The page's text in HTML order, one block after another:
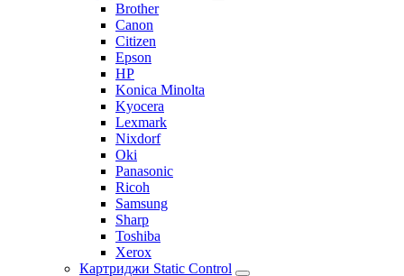
Brother
Canon
Citizen
Epson
HP
Konica Minolta
Kyocera
Lexmark
Nixdorf
Oki
Panasonic
Ricoh
Samsung
Sharp
Toshiba
Xerox
Картриджи Static Control